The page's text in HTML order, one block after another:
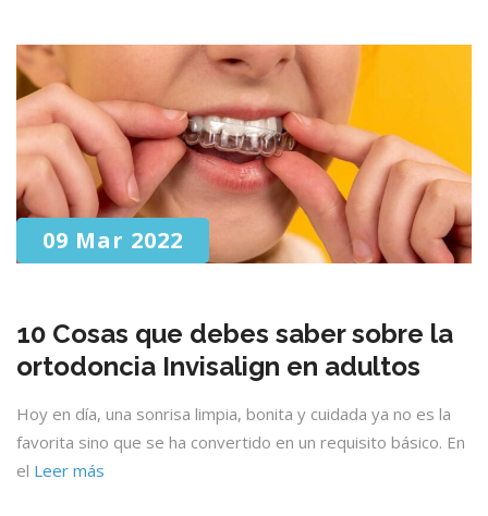
09 Mar 2022
10 Cosas que debes saber sobre la
ortodoncia Invisalign en adultos
Hoy en día, una sonrisa limpia, bonita y cuidada ya no es la
favorita sino que se ha convertido en un requisito básico. En
el Leer más